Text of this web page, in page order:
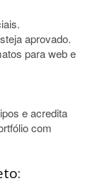
aprovado.
para web e
e acredita
com